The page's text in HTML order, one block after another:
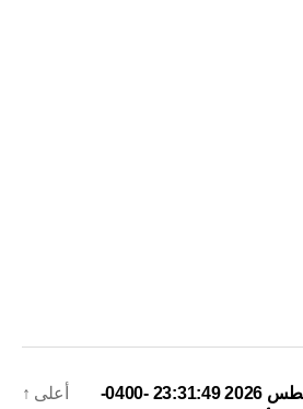
© #!31الخميس, 06 أغسطس 2026 23:31:49 -0400-
أعلى ↑